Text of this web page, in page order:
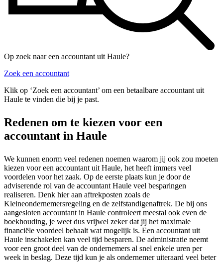
Op zoek naar een accountant uit Haule?
Zoek een accountant
Klik op ‘Zoek een accountant’ om een betaalbare accountant uit
Haule te vinden die bij je past.
Redenen om te kiezen voor een
accountant in Haule
We kunnen enorm veel redenen noemen waarom jij ook zou moeten
kiezen voor een accountant uit Haule, het heeft immers veel
voordelen voor het zaak. Op de eerste plaats kun je door de
adviserende rol van de accountant Haule veel besparingen
realiseren. Denk hier aan aftrekposten zoals de
Kleineondernemersregeling en de zelfstandigenaftrek. De bij ons
aangesloten accountant in Haule controleert meestal ook even de
boekhouding, je weet dus vrijwel zeker dat jij het maximale
financiële voordeel behaalt wat mogelijk is. Een accountant uit
Haule inschakelen kan veel tijd besparen. De administratie neemt
voor een groot deel van de ondernemers al snel enkele uren per
week in beslag. Deze tijd kun je als ondernemer uiteraard veel beter